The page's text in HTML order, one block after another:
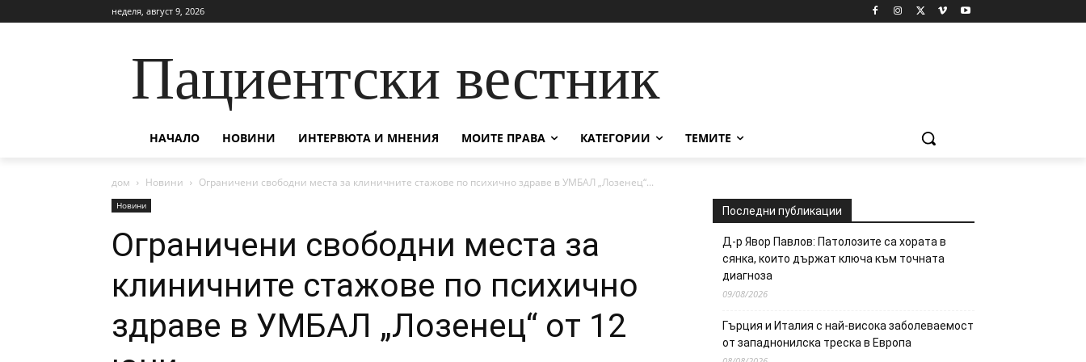
неделя, август 9, 2026
Пациентски вестник
НАЧАЛО НОВИНИ ИНТЕРВЮТА И МНЕНИЯ МОИТЕ ПРАВА КАТЕГОРИИ ТЕМИТЕ
дом Новини Ограничени свободни места за клиничните стажове по психично здраве в УМБАЛ „Лозенец“...
Новини
Ограничени свободни места за
клиничните стажове по психично
здраве в УМБАЛ „Лозенец“ от 12
Последни публикации
Д-р Явор Павлов: Патолозите са хората в
сянка, които държат ключа към точната
диагноза
09/08/2026
Гърция и Италия с най-висока заболеваемост
от западнонилска треска в Европа